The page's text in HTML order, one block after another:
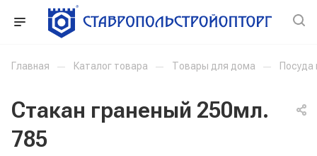
Главная — Каталог товара — Товары для дома — Посуда
Стакан граненый 250мл.
785